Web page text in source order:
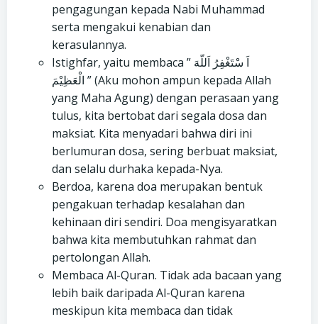
pengagungan kepada Nabi Muhammad
serta mengakui kenabian dan
kerasulannya.
Istighfar, yaitu membaca ” اَ سْتَغْفِرُ اَللّهَ
الْعَظِیْمَ ” (Aku mohon ampun kepada Allah
yang Maha Agung) dengan perasaan yang
tulus, kita bertobat dari segala dosa dan
maksiat. Kita menyadari bahwa diri ini
berlumuran dosa, sering berbuat maksiat,
dan selalu durhaka kepada-Nya.
Berdoa, karena doa merupakan bentuk
pengakuan terhadap kesalahan dan
kehinaan diri sendiri. Doa mengisyaratkan
bahwa kita membutuhkan rahmat dan
pertolongan Allah.
Membaca Al-Quran. Tidak ada bacaan yang
lebih baik daripada Al-Quran karena
meskipun kita membaca dan tidak